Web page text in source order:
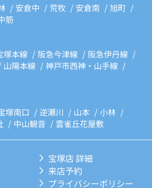
安倉中 荒牧 安倉南
旭町
筋
塚本線 阪急今津線
阪急伊丹線
山陽本線
神戸市西神・山手線
塚南口 逆瀬川 山本
小林
中山観音 雲雀丘花屋敷
宝塚店 詳細
来店予約
プライバシーポリシー